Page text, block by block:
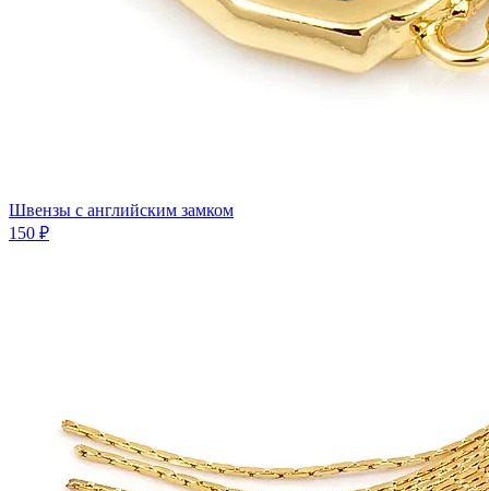
Швензы с английским замком
150 ₽